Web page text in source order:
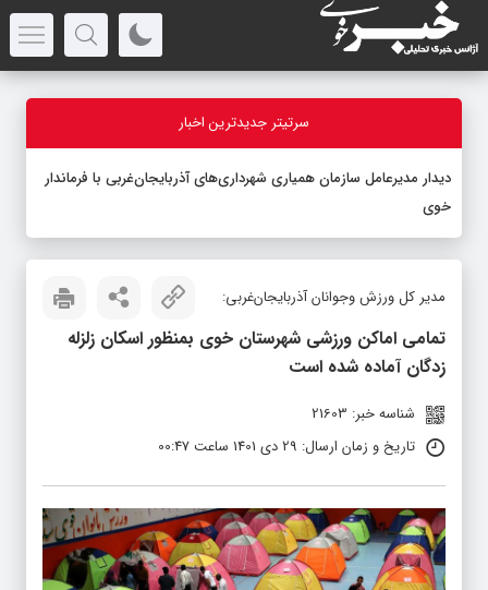
سرتیتر جدیدترین اخبار
دیدار مدیرعامل سازمان همیاری شهرداری‌های آذربایجان‌غربی با فرماندار
خوی
مدیر کل ورزش وجوانان آذربایجان‌غربی:
تمامی اماکن ورزشی شهرستان خوی بمنظور اسکان زلزله
زدگان آماده شده است
شناسه خبر: 21603
تاریخ و زمان ارسال: 29 دی 1401 ساعت 00:47